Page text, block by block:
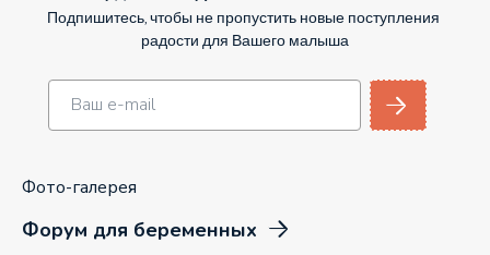
Подпишитесь, чтобы не пропустить новые поступления
радости для Вашего малыша
Фото-галерея
Форум для беременных